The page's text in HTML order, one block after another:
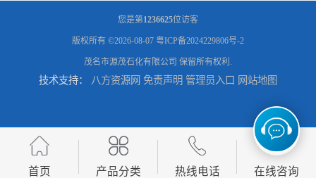
您是第1236625位访客
版权所有 ©2026-08-07 粤ICP备2024229806号-2
茂名市源茂石化有限公司 保留所有权利.
技术支持： 八方资源网 免责声明 管理员入口 网站地图
首页 产品分类 热线电话 在线咨询